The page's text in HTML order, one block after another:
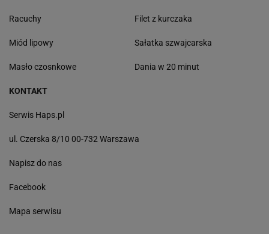
Racuchy
Miód lipowy
Masło czosnkowe
Filet z kurczaka
Sałatka szwajcarska
Dania w 20 minut
KONTAKT
Serwis Haps.pl
ul. Czerska 8/10 00-732 Warszawa
Napisz do nas
Facebook
Mapa serwisu